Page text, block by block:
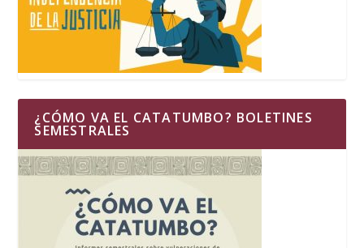
¿CÓMO VA EL CATATUMBO? BOLETINES
SEMESTRALES